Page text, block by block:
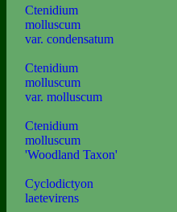
Ctenidium
molluscum
var. condensatum
Ctenidium
molluscum
var. molluscum
Ctenidium
molluscum
'Woodland Taxon'
Cyclodictyon
laetevirens